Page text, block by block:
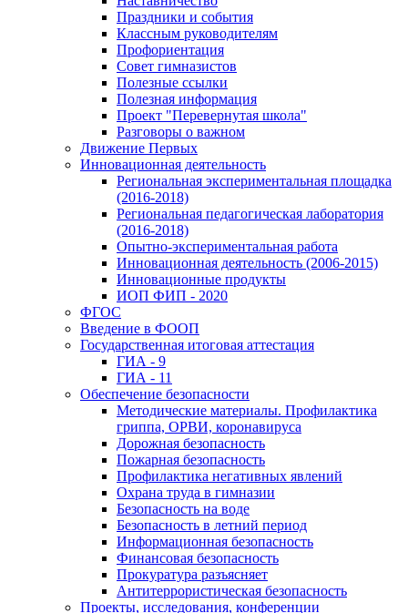
Праздники и события
Классным руководителям
Профориентация
Совет гимназистов
Полезные ссылки
Полезная информация
Проект "Перевернутая школа"
Разговоры о важном
Движение Первых
Инновационная деятельность
Региональная экспериментальная площадка
(2016-2018)
Региональная педагогическая лаборатория
(2016-2018)
Опытно-экспериментальная работа
Инновационная деятельность (2006-2015)
Инновационные продукты
ИОП ФИП - 2020
ФГОС
Введение в ФООП
Государственная итоговая аттестация
ГИА - 9
ГИА - 11
Обеспечение безопасности
Методические материалы. Профилактика
гриппа, ОРВИ, коронавируса
Дорожная безопасность
Пожарная безопасность
Профилактика негативных явлений
Охрана труда в гимназии
Безопасность на воде
Безопасность в летний период
Информационная безопасность
Финансовая безопасность
Прокуратура разъясняет
Антитеррористическая безопасность
Проекты, исследования, конференции